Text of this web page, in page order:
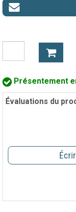
Présentement
Évaluations du